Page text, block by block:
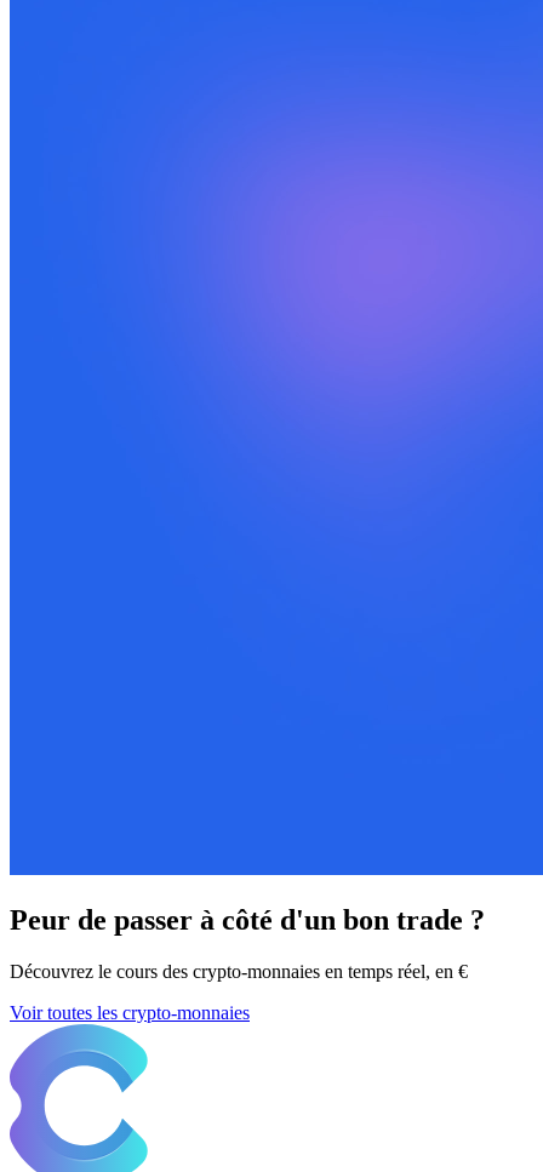
Peur de passer à côté d'un bon trade ?
Découvrez le cours des crypto-monnaies en temps réel, en €
Voir toutes les crypto-monnaies